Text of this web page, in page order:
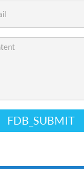
FDB_SUBMIT